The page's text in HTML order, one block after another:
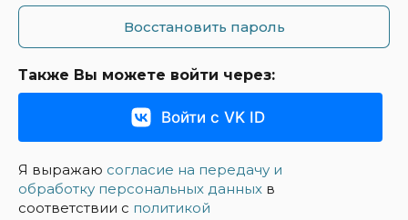
Восстановить пароль
Также Вы можете войти через:
Войти с VK ID
Я выражаю согласие на передачу и
обработку персональных данных в
соответствии с политикой